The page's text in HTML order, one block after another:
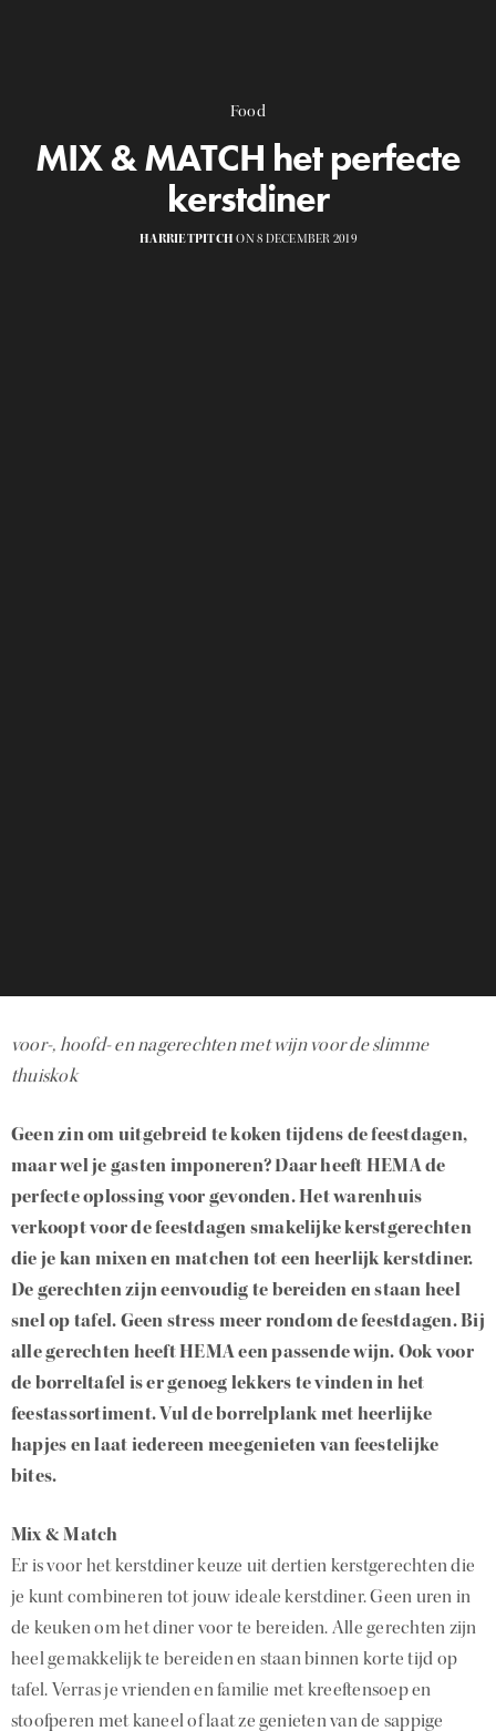
Food
MIX & MATCH het perfecte
kerstdiner
HARRIETPITCH ON 8 DECEMBER 2019
voor-, hoofd- en nagerechten met wijn voor de slimme
thuiskok
Geen zin om uitgebreid te koken tijdens de feestdagen,
maar wel je gasten imponeren? Daar heeft HEMA de
perfecte oplossing voor gevonden. Het warenhuis
verkoopt voor de feestdagen smakelijke kerstgerechten
die je kan mixen en matchen tot een heerlijk kerstdiner.
De gerechten zijn eenvoudig te bereiden en staan heel
snel op tafel. Geen stress meer rondom de feestdagen. Bij
alle gerechten heeft HEMA een passende wijn. Ook voor
de borreltafel is er genoeg lekkers te vinden in het
feestassortiment. Vul de borrelplank met heerlijke
hapjes en laat iedereen meegenieten van feestelijke
bites.
Mix & Match
Er is voor het kerstdiner keuze uit dertien kerstgerechten die
je kunt combineren tot jouw ideale kerstdiner. Geen uren in
de keuken om het diner voor te bereiden. Alle gerechten zijn
heel gemakkelijk te bereiden en staan binnen korte tijd op
tafel. Verras je vrienden en familie met kreeftensoep en
stoofperen met kaneel of laat ze genieten van de sappige